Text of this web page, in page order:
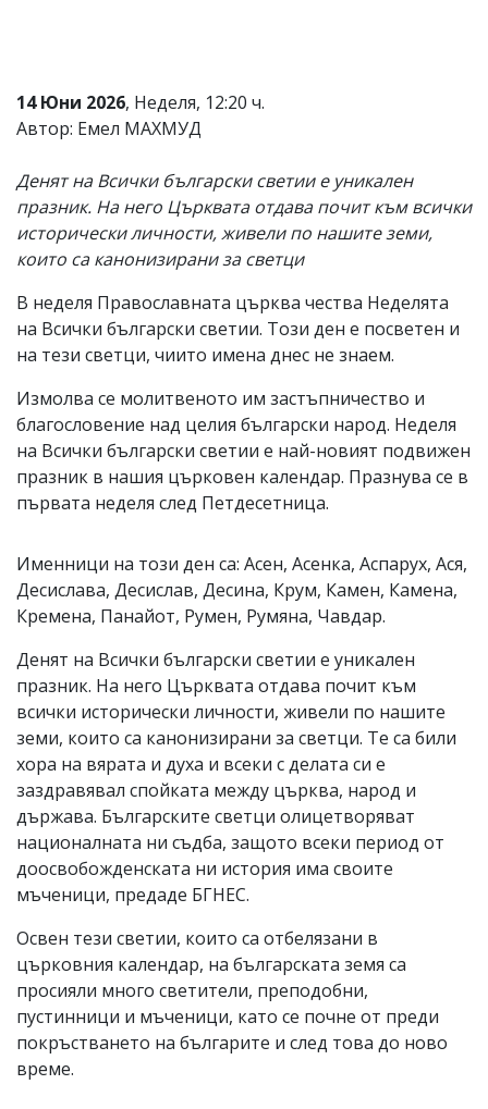
въвеждат
от
читателите
редакцията
не
носи
отговорност
за
Ако
откриете
обиден
за
коментар,
моля
сигнализирайте
ни!
14 Юни 2026, Неделя, 12:20 ч.
Автор: Емел МАХМУД
Денят на Всички български светии е уникален
празник. На него Църквата отдава почит към всички
исторически личности, живели по нашите земи,
които са канонизирани за светци
В неделя Православната църква чества Неделята
на Всички български светии. Този ден е посветен и
на тези светци, чиито имена днес не знаем.
Измолва се молитвеното им застъпничество и
благословение над целия български народ. Неделя
на Всички български светии е най-новият подвижен
празник в нашия църковен календар. Празнува се в
първата неделя след Петдесетница.
Именници на този ден са: Асен, Асенка, Аспарух, Ася,
Десислава, Десислав, Десина, Крум, Камен, Камена,
Кремена, Панайот, Румен, Румяна, Чавдар.
Денят на Всички български светии е уникален
празник. На него Църквата отдава почит към
всички исторически личности, живели по нашите
земи, които са канонизирани за светци. Те са били
хора на вярата и духа и всеки с делата си е
заздравявал спойката между църква, народ и
държава. Българските светци олицетворяват
националната ни съдба, защото всеки период от
доосвобожденската ни история има своите
мъченици, предаде БГНЕС.
Освен тези светии, които са отбелязани в
църковния календар, на българската земя са
просияли много светители, преподобни,
пустинници и мъченици, като се почне от преди
покръстването на българите и след това до ново
време.